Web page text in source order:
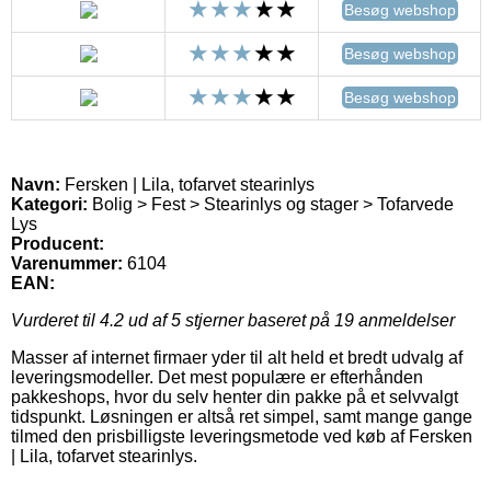
Besøg webshop
Besøg webshop
Besøg webshop
Navn: Fersken | Lila, tofarvet stearinlys
Kategori: Bolig > Fest > Stearinlys og stager > Tofarvede
Lys
Producent:
Varenummer: 6104
EAN:
Vurderet til 4.2 ud af 5 stjerner baseret på 19 anmeldelser
Masser af internet firmaer yder til alt held et bredt udvalg af
leveringsmodeller. Det mest populære er efterhånden
pakkeshops, hvor du selv henter din pakke på et selvvalgt
tidspunkt. Løsningen er altså ret simpel, samt mange gange
tilmed den prisbilligste leveringsmetode ved køb af Fersken
| Lila, tofarvet stearinlys.